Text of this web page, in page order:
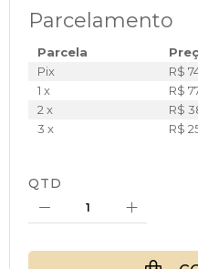
Parcelamento
Parcela
Pix
R$
1 x
R$
2 x
R$
3 x
R$
QTD